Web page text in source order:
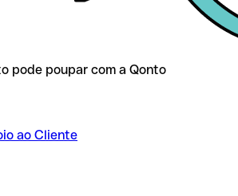
pode poupar com a Qonto
ao Cliente